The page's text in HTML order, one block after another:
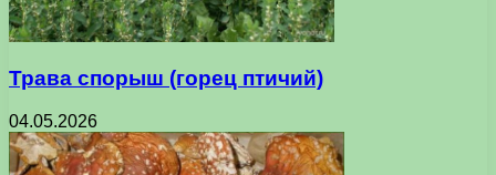
Трава спорыш (горец птичий)
04.05.2026